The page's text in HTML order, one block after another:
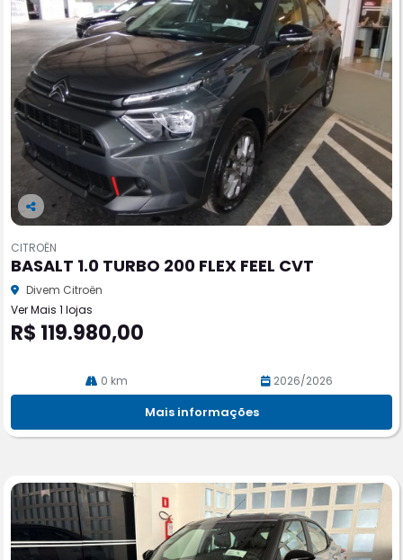
Co
pa
rtil
he
CITROËN
BASALT 1.0 TURBO 200 FLEX FEEL CVT
Divem Citroën
Ver Mais 1 lojas
R$ 119.980,00
0 km 2026/2026
Mais informações